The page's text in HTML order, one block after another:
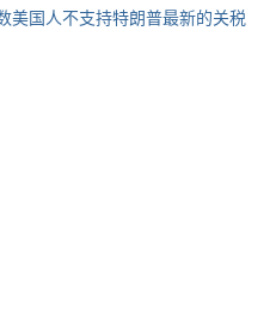
美国人不支持特朗普最新的关税